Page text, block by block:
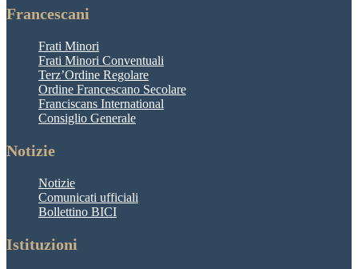
Francescani
Frati Minori
Frati Minori Conventuali
Terz’Ordine Regolare
Ordine Francescano Secolare
Franciscans International
Consiglio Generale
Notizie
Notizie
Comunicati ufficiali
Bollettino BICI
Istituzioni